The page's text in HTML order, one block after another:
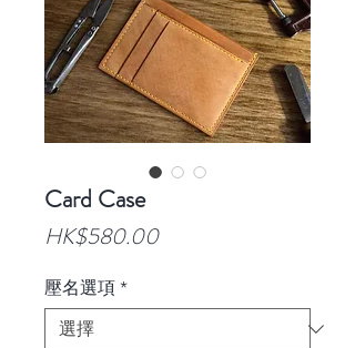
Card Case
HK$580.00價
壓名選項 *